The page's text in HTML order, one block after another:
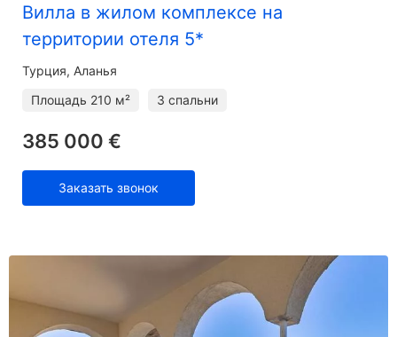
Вилла в жилом комплексе на
территории отеля 5*
Турция, Аланья
Площадь 210 м² 3 спальни
385 000 €
Заказать звонок